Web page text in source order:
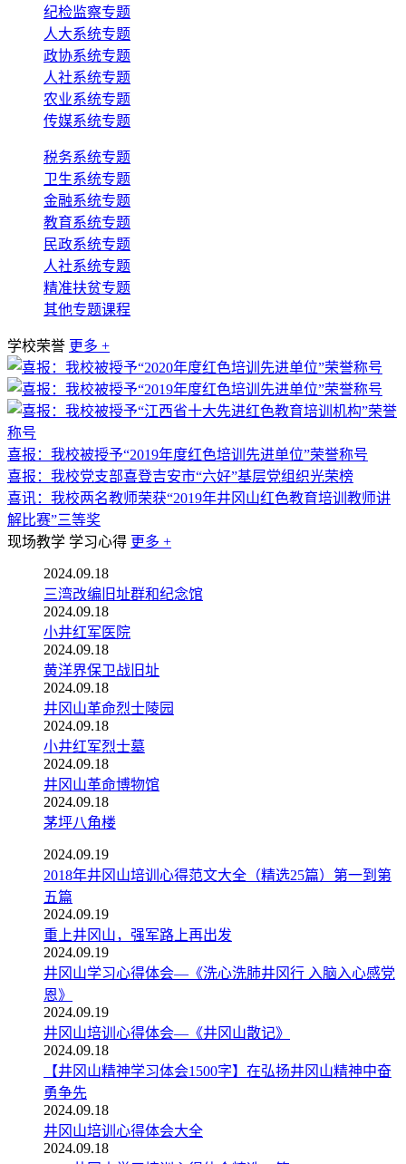
纪检监察专题
人大系统专题
政协系统专题
人社系统专题
农业系统专题
传媒系统专题
税务系统专题
卫生系统专题
金融系统专题
教育系统专题
民政系统专题
人社系统专题
精准扶贫专题
其他专题课程
学校荣誉 更多 +
喜报：我校被授予“2019年度红色培训先进单位”荣誉称号
喜报：我校党支部喜登吉安市“六好”基层党组织光荣榜
喜讯：我校两名教师荣获“2019年井冈山红色教育培训教师讲
解比赛”三等奖
现场教学 学习心得 更多 +
2024.09.18
三湾改编旧址群和纪念馆
2024.09.18
小井红军医院
2024.09.18
黄洋界保卫战旧址
2024.09.18
井冈山革命烈士陵园
2024.09.18
小井红军烈士墓
2024.09.18
井冈山革命博物馆
2024.09.18
茅坪八角楼
2024.09.19
2018年井冈山培训心得范文大全（精选25篇）第一到第
五篇
2024.09.19
重上井冈山，强军路上再出发
2024.09.19
井冈山学习心得体会—《洗心洗肺井冈行 入脑入心感党
恩》
2024.09.19
井冈山培训心得体会—《井冈山散记》
2024.09.18
【井冈山精神学习体会1500字】在弘扬井冈山精神中奋
勇争先
2024.09.18
井冈山培训心得体会大全
2024.09.18